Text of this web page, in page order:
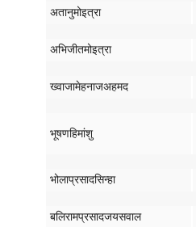
अतानुमोइत्रा
अभिजीतमोइत्रा
ख्वाजामेहनाजअहमद
भूषणहिमांशु
भोलाप्रसादसिन्हा
बलिरामप्रसादजयसवाल